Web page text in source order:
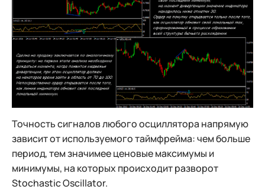
Точность сигналов любого осциллятора напрямую
зависит от используемого таймфрейма: чем больше
период, тем значимее ценовые максимумы и
минимумы, на которых происходит разворот
Stochastic Oscillator.